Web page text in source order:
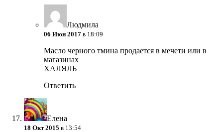
Людмила
06 Июн 2017 в 18:09
Масло черного тмина продается в мечети или в
магазинах
ХАЛЯЛЬ
Ответить
Елена
18 Окт 2015 в 13:54